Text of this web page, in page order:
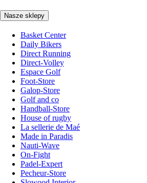
Nasze sklepy
Basket Center
Daily Bikers
Direct Running
Direct-Volley
Espace Golf
Foot-Store
Galop-Store
Golf and co
Handball-Store
House of rugby
La sellerie de Maé
Made in Paradis
Nauti-Wave
On-Fight
Padel-Expert
Pecheur-Store